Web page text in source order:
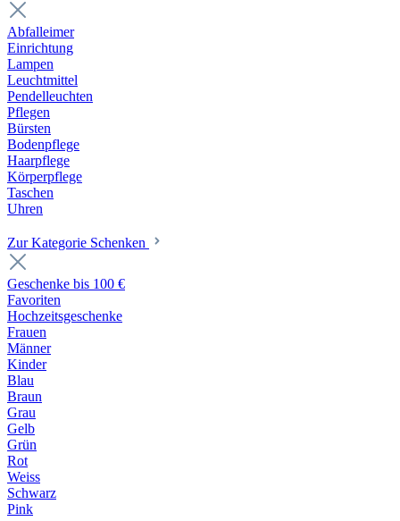
Abfalleimer
Einrichtung
Lampen
Leuchtmittel
Pendelleuchten
Pflegen
Bürsten
Bodenpflege
Haarpflege
Körperpflege
Taschen
Uhren
Zur Kategorie Schenken
Geschenke bis 100 €
Favoriten
Hochzeitsgeschenke
Frauen
Männer
Kinder
Blau
Braun
Grau
Gelb
Grün
Rot
Weiss
Schwarz
Pink